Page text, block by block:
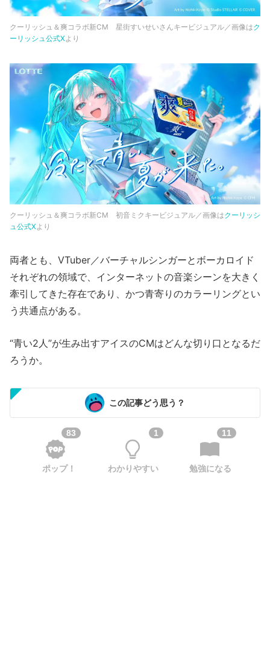
クーリッシュ＆爽コラボ新CM 星街すいせいさんキービジュアル／画像はク
ーリッシュ公式Xより
クーリッシュ＆爽コラボ新CM 初音ミクキービジュアル／画像はクーリッシ
ュ公式Xより
両者とも、VTuber／バーチャルシンガーとボーカロイド
それぞれの領域で、インターネットの音楽シーンを大きく
牽引してきた存在であり、かつ青寄りのカラーリングとい
う共通点がある。
“青い2人”が生み出すアイスのCMはどんな切り口となるだ
ろうか。
この記事どう思う？
83
ポップ！
1
わかりやすい
11
勉強になる